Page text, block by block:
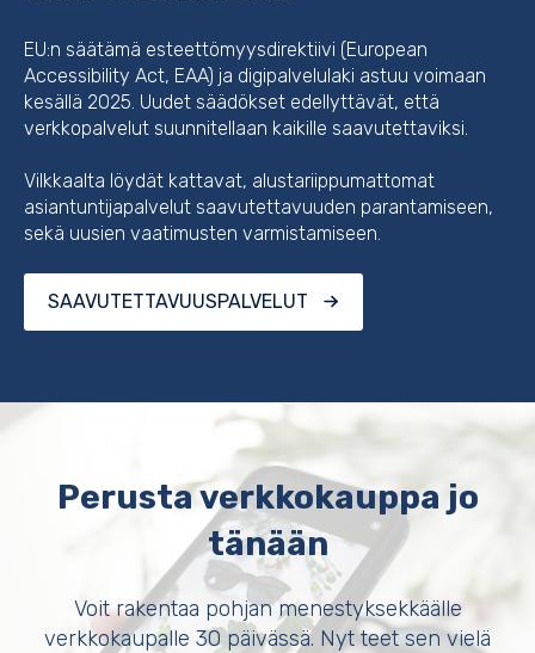
EU:n säätämä esteettömyysdirektiivi (European
Accessibility Act, EAA) ja digipalvelulaki astuu voimaan
kesällä 2025. Uudet säädökset edellyttävät, että
verkkopalvelut suunnitellaan kaikille saavutettaviksi.
Vilkkaalta löydät kattavat, alustariippumattomat
asiantuntijapalvelut saavutettavuuden parantamiseen,
sekä uusien vaatimusten varmistamiseen.
SAAVUTETTAVUUSPALVELUT
Perusta verkkokauppa jo
tänään
Voit rakentaa pohjan menestyksekkäälle
verkkokaupalle 30 päivässä. Nyt teet sen vielä